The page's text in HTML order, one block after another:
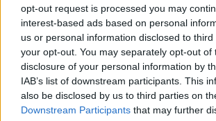
opt-out request is processed you may
interest-based ads based on personal
us or personal information disclosed to
your opt-out. You may separately opt-out of
disclosure of your personal information by
IAB’s list of downstream participants. This
also be disclosed by us to third parties on
Downstream Participants that may further
Livorno festeggia la Bandiera Blu
Le Bandiere Blu sulla costa
Salvamento in mare,
Livorno conquista la sua